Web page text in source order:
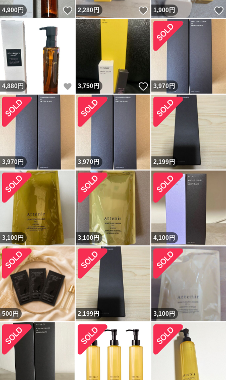
4,900円 いいね！
2,280円 いいね！
1,900円
4,880円 いいね！
3,750円 いいね！
3,970円
3,970円 3,970円 2,199円
3,100円 3,100円 4,100円
500円 2,199円 3,100円